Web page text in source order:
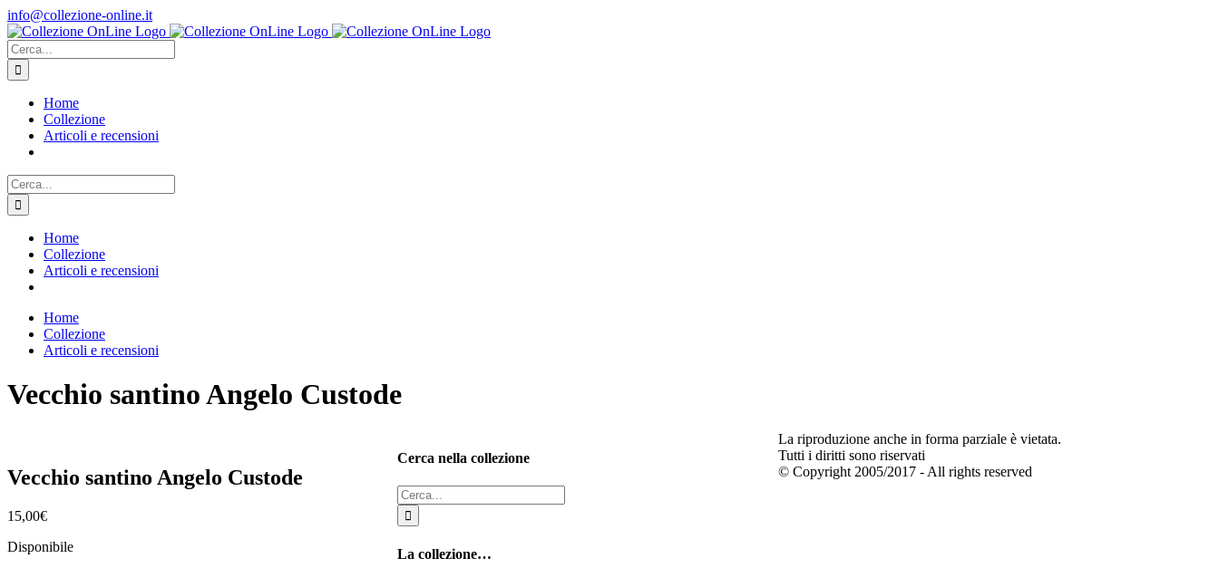
Salta
al
contenuto
info@collezione-online.it
Cerca
per:
Home
Collezione
Articoli e recensioni
Cerca
per:
Home
Collezione
Articoli e recensioni
Home
Collezione
Articoli e recensioni
Vecchio santino Angelo Custode
Vecchio santino Angelo Custode
15,00€
Disponibile
Cerca nella collezione
Cerca
per:
La collezione…
La riproduzione anche in forma parziale è vietata.
Tutti i diritti sono riservati
© Copyright 2005/2017 - All rights reserved